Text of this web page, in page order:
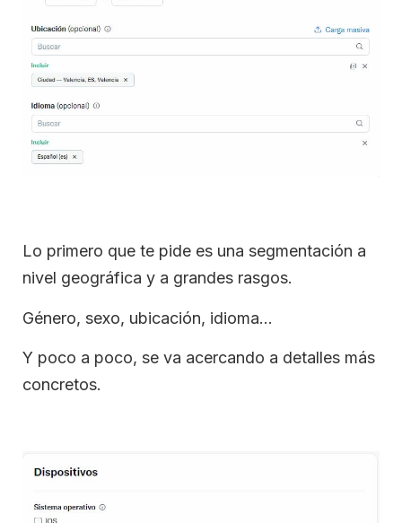
Lo primero que te pide es una segmentación a
nivel geográfica y a grandes rasgos.
Género, sexo, ubicación, idioma…
Y poco a poco, se va acercando a detalles más
concretos.